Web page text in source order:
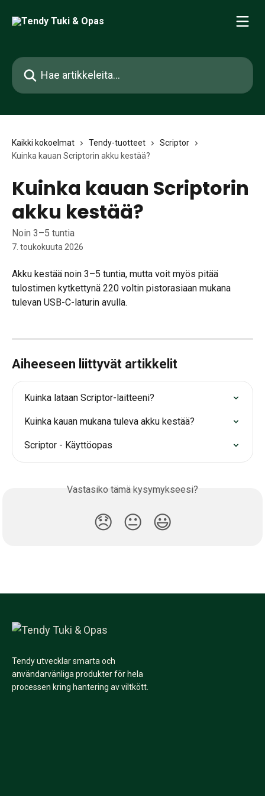
Hae artikkeleita...
Kaikki kokoelmat Tendy-tuotteet
Scriptor
Kuinka kauan Scriptorin akku kestää?
Kuinka kauan Scriptorin
akku kestää?
Noin 3–5 tuntia
7. toukokuuta 2026
Akku kestää noin 3–5 tuntia, mutta voit myös pitää
tulostimen kytkettynä 220 voltin pistorasiaan mukana
tulevan USB-C-laturin avulla.
Aiheeseen liittyvät artikkelit
Kuinka lataan Scriptor-laitteeni?
Kuinka kauan mukana tuleva akku kestää?
Scriptor - Käyttöopas
Vastasiko tämä kysymykseesi?
😞 😐 😃
Tendy utvecklar smarta och
användarvänliga produkter för hela
processen kring hantering av viltkött.